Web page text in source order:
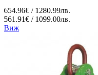
654.96€ / 1280.99лв.
561.91€ / 1099.00лв.
Виж